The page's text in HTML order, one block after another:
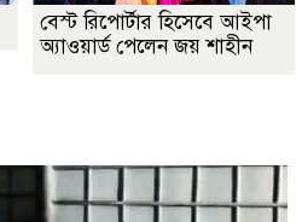
বেস্ট রিপোর্টার হিসেবে আইপা
অ্যাওয়ার্ড পেলেন জয় শাহীন